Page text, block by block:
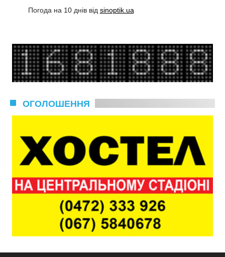
Погода на 10 днів від sinoptik.ua
ОГОЛОШЕННЯ